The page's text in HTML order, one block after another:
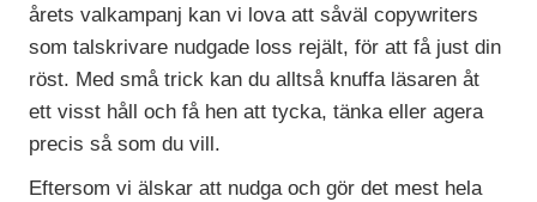
årets valkampanj kan vi lova att såväl copywriters
som talskrivare nudgade loss rejält, för att få just din
röst. Med små trick kan du alltså knuffa läsaren åt
ett visst håll och få hen att tycka, tänka eller agera
precis så som du vill.
Eftersom vi älskar att nudga och gör det mest hela